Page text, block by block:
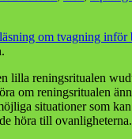
om tvagning inför
lilla reningsritualen
om reningsritualen
situationer som
höra till